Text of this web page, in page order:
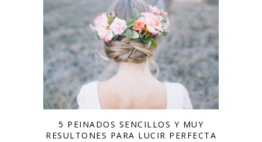
5 PEINADOS SENCILLOS Y MUY
RESULTONES PARA LUCIR PERFECTA